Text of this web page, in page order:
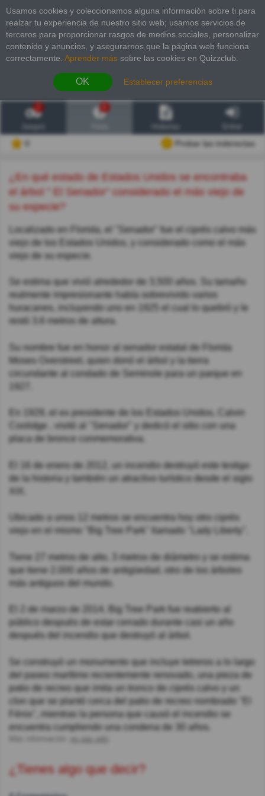
Usamos cookies y coleccionamos alguna información sobre ti para
realzar tu experiencia de nuestro sitio web; usamos servicios de
terceros para proporcionar rasgos de medios sociales, personalizar
contenido y anuncios, y asegurarnos que la página web funciona
correctamente. Aprender más sobre las cookies en Quizzclub.
OK Establecer preferencias
2
Probar las inderectas
¿En qué estado de Estados Unidos se encontraba
el árbol " El Senador" considerado el más viejo de
su especie?
Localizado en Florida, el "Senador" fue el ciprés calvo más
viejo de los Estados Unidos, y considerado como el más
viejo de su especie.
Se estima que vivió alrededor de 3,500 años. Su tamaño
realmente impresionante había sobrevivido varios
huracanes, incluyendo uno en 1925 el cual lo quebró y le
restó 3.6 metros de altura.
Su nombre fue en honor al senador estatal de Florida
Moses Overstreet, quien donó el árbol y la tierra
circundante al condado de Seminole para un parque en
En 1929, el ex presidente de los Estados Unidos, Calvin
Coolidge , visitó al "Senador" y dedicó el sitio con una
placa de bronce conmemorativa.
El 16 de enero de 2012, un incendio destruyó este testigo
de la historia y también un atractivo turístico desde el siglo
Ubicado a unos 12 metros se encuentra hoy otro ciprés
viejo en el mismo "Big Tree Park" llamado "Lady Liberty".
Tiene 27 metros de alto, 3 metros de diámetro y se estima
que tiene 2.000 años de antigüedad, otro de los árboles
más antiguos del mundo.
El 2 de marzo de 2014, Big Tree Park fue reabierto al
público después de estar cerrado durante casi un año
después del incendio que destruyó al árbol.
Se construyó un monumento que incluye letreros a lo largo
del paseo marítimo recientemente renovado, una pieza de
patio de recreo que imita un tronco de ciprés calvo y un
clon que se plantó cerca del patio de recreo nombrado "El
Fénix", mientras la persona que causó el incendio se
encuentra cumpliendo una condena de 30 años.
es.qaz.wiki
¿Tienes algo que decir?